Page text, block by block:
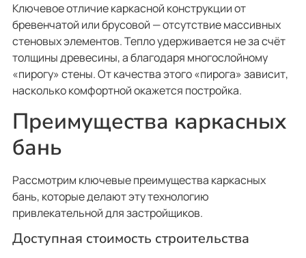
Ключевое отличие каркасной конструкции от
бревенчатой или брусовой — отсутствие массивных
стеновых элементов. Тепло удерживается не за счёт
толщины древесины, а благодаря многослойному
«пирогу» стены. От качества этого «пирога» зависит,
насколько комфортной окажется постройка.
Преимущества каркасных
бань
Рассмотрим ключевые преимущества каркасных
бань, которые делают эту технологию
привлекательной для застройщиков.
Доступная стоимость строительства